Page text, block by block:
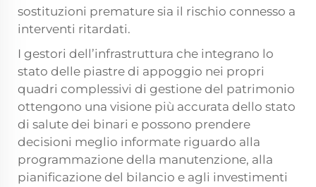
sostituzioni premature sia il rischio connesso a
interventi ritardati.
I gestori dell’infrastruttura che integrano lo
stato delle piastre di appoggio nei propri
quadri complessivi di gestione del patrimonio
ottengono una visione più accurata dello stato
di salute dei binari e possono prendere
decisioni meglio informate riguardo alla
programmazione della manutenzione, alla
pianificazione del bilancio e agli investimenti